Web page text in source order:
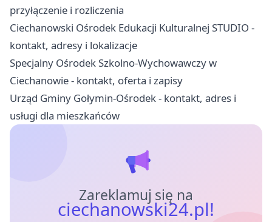
przyłączenie i rozliczenia
Ciechanowski Ośrodek Edukacji Kulturalnej STUDIO -
kontakt, adresy i lokalizacje
Specjalny Ośrodek Szkolno-Wychowawczy w
Ciechanowie - kontakt, oferta i zapisy
Urząd Gminy Gołymin-Ośrodek - kontakt, adres i
usługi dla mieszkańców
Zareklamuj się na
ciechanowski24.pl!